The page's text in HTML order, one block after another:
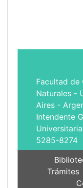
Facultad de
Naturales -
Aires -
Intendente
5285-8274
Trámites